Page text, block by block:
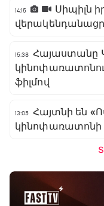
14:15
Սիպիլն
15:38 Հայաստանը
ֆիլմով
13:05 Հայտնի են
կինոփառատոնի